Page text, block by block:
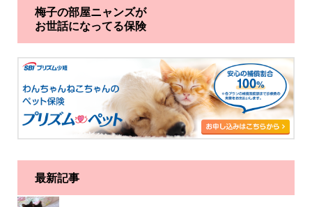
梅子の部屋ニャンズが
お世話になってる保険
最新記事